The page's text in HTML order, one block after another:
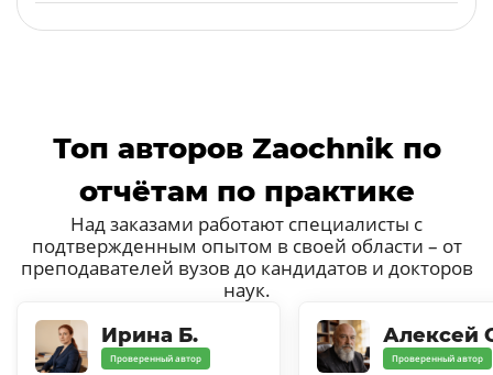
Топ авторов Zaochnik по
отчётам по практике
Над заказами работают специалисты с
подтвержденным опытом в своей области – от
преподавателей вузов до кандидатов и докторов
наук.
Ирина Б.
Проверенный автор
Алексей
Проверенный автор